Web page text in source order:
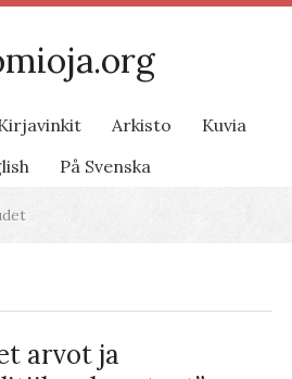
Arkisto
Kuvia
På Svenska
arvot ja